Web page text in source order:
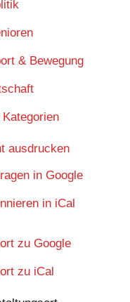
& Bewegung
ausdrucken
in Google
in iCal
zu Google
zu iCal